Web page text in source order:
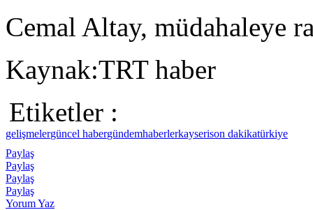
Cemal Altay, müdahaleye
Kaynak:TRT haber
Etiketler :
gelişmelergüncel habergündemhaberlerkayserison dakikatürkiye
Paylaş
Paylaş
Paylaş
Paylaş
Yorum Yaz